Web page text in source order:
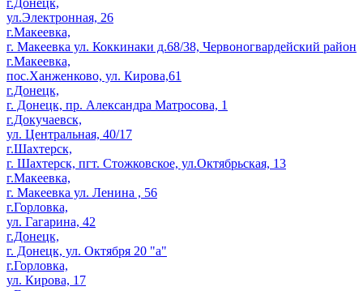
г.Донецк,
ул.Электронная, 26
г.Макеевка,
г. Макеевка ул. Коккинаки д.68/38, Червоногвардейский район
г.Макеевка,
пос.Ханженково, ул. Кирова,61
г.Донецк,
г. Донецк, пр. Александра Матросова, 1
г.Докучаевск,
ул. Центральная, 40/17
г.Шахтерск,
г. Шахтерск, пгт. Стожковское, ул.Октябрьская, 13
г.Макеевка,
г. Макеевка ул. Ленина , 56
г.Горловка,
ул. Гагарина, 42
г.Донецк,
г. Донецк, ул. Октября 20 "а"
г.Горловка,
ул. Кирова, 17